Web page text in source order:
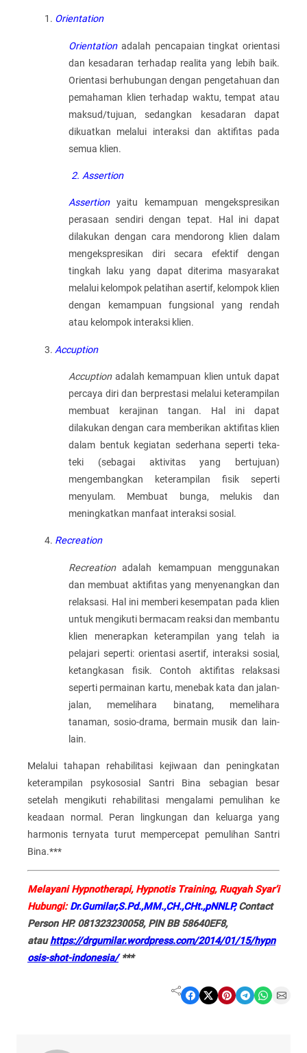
Orientation
Orientationadalah pencapaian tingkat orientasi
dan kesadaran terhadap realita yang lebih baik.
Orientasi berhubungan dengan pengetahuan dan
pemahaman klien terhadap waktu, tempat atau
maksud/tujuan, sedangkan kesadaran dapat
dikuatkan melalui interaksi dan aktifitas pada
semua klien.
2. Assertion
Assertionyaitu kemampuan mengekspresikan
perasaan sendiri dengan tepat. Hal ini dapat
dilakukan dengan cara mendorong klien dalam
mengekspresikan diri secara efektif dengan
tingkah laku yang dapat diterima masyarakat
melalui kelompok pelatihan asertif, kelompok klien
dengan kemampuan fungsional yang rendah
atau kelompok interaksi klien.
Accuption
Accuptionadalah kemampuan klien untuk dapat
percaya diri dan berprestasi melalui keterampilan
membuat kerajinan tangan. Hal ini dapat
dilakukan dengan cara memberikan aktifitas klien
dalam bentuk kegiatan sederhana seperti teka-
teki (sebagai aktivitas yang bertujuan)
mengembangkan keterampilan fisik seperti
menyulam. Membuat bunga, melukis dan
meningkatkan manfaat interaksi sosial.
Recreation
Recreationadalah kemampuan menggunakan
dan membuat aktifitas yang menyenangkan dan
relaksasi. Hal ini memberi kesempatan pada klien
untuk mengikuti bermacam reaksi dan membantu
klien menerapkan keterampilan yang telah ia
pelajari seperti: orientasi asertif, interaksi sosial,
ketangkasan fisik. Contoh aktifitas relaksasi
seperti permainan kartu, menebak kata dan jalan-
jalan, memelihara binatang, memelihara
tanaman, sosio-drama, bermain musik dan lain-
lain.
Melalui tahapan rehabilitasi kejiwaan dan peningkatan
keterampilan psykososial Santri Bina sebagian besar
setelah mengikuti rehabilitasi mengalami pemulihan ke
keadaan normal. Peran lingkungan dan keluarga yang
harmonis ternyata turut mempercepat pemulihan Santri
Bina.***
Melayani Hypnotherapi, Hypnotis Training, Ruqyah Syar’i
Hubungi: Dr.Gumilar,S.Pd.,MM.,CH.,CHt.,pNNLP,Contact
Person HP. 081323230058, PIN BB 58640EF8,
atauhttps://drgumilar.wordpress.com/2014/01/15/hypn
osis-shot-indonesia/***
Share on Facebook Share on X Share on Pinterest Share on Telegram Share on WhatsApp Share on Email